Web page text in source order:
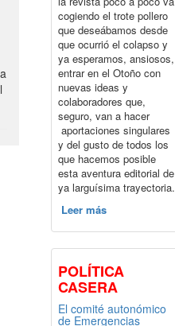
cogiendo el trote pollero
que deseábamos desde
que ocurrió el colapso y
ya esperamos, ansiosos,
entrar en el Otoño con
nuevas ideas y
colaboradores que,
seguro, van a hacer
aportaciones singulares
y del gusto de todos los
que hacemos posible
esta aventura editorial de
ya larguísima trayectoria.
Leer más
POLÍTICA
CASERA
El comité autonómico
de Emergencias